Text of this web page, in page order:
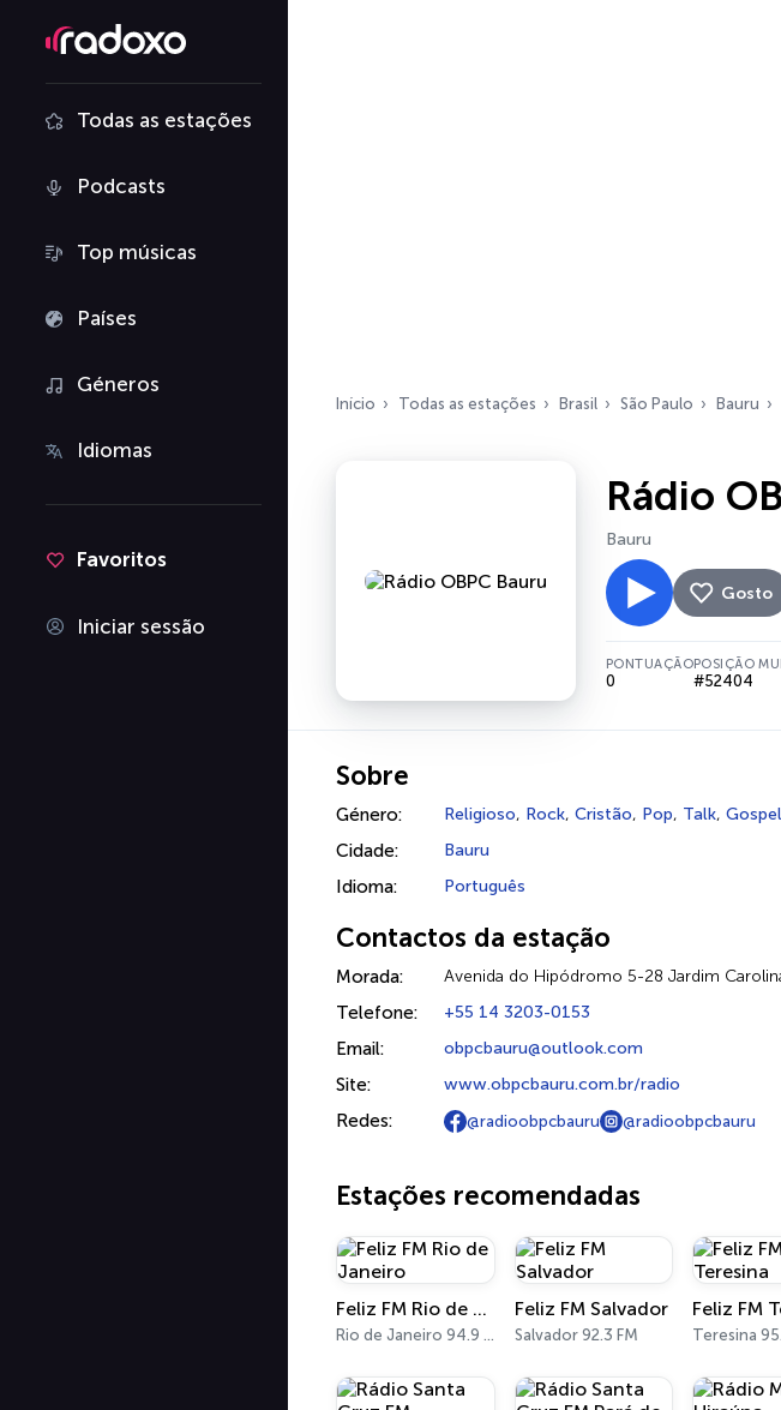
Todas as estações
Podcasts
Top músicas
Países
Géneros
Idiomas
Favoritos
Iniciar sessão
Início Todas as estações Brasil São Paulo Bauru
Rádio
Bauru
Gosto
PONTUAÇÃO
0
POSIÇÃO
#52404
Sobre
Género: Religioso, Rock, Cristão, Pop, Talk, Gospel
Cidade: Bauru
Idioma: Português
Contactos da estação
Morada: Avenida do Hipódromo 5-28 Jardim
Telefone: +55 14 3203-0153
Email: obpcbauru@outlook.com
Site: www.obpcbauru.com.br/radio
Redes: @radioobpcbauru @radioobpcbauru
Estações recomendadas
Feliz FM Rio de Janeiro
Rio de Janeiro 94.9 FM - 540 AM
Feliz FM Salvador
Salvador 92.3 FM
Feliz FM
Teresina